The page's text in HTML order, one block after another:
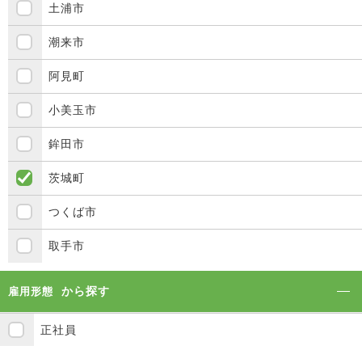
土浦市
潮来市
阿見町
小美玉市
鉾田市
茨城町
つくば市
取手市
雇用形態 から探す
正社員